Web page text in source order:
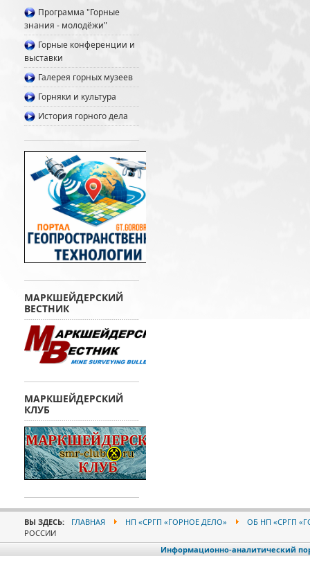
Программа "Горные
знания - молодёжи"
Горные конференции и
выставки
Галерея горных музеев
Горняки и культура
История горного дела
МАРКШЕЙДЕРСКИЙ
ВЕСТНИК
МАРКШЕЙДЕРСКИЙ
КЛУБ
ВЫ ЗДЕСЬ: ГЛАВНАЯ НП «СРГП «ГОРНОЕ ДЕЛО»
ОБ НП «СРГП
РОССИИ
Информационно-аналитический